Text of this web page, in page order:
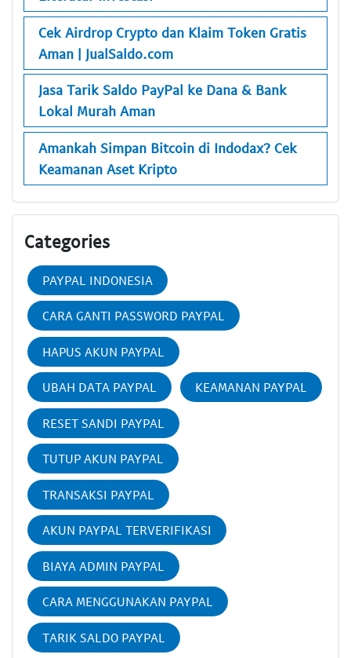
Cek Airdrop Crypto dan Klaim Token Gratis
Aman | JualSaldo.com
Jasa Tarik Saldo PayPal ke Dana & Bank
Lokal Murah Aman
Amankah Simpan Bitcoin di Indodax? Cek
Keamanan Aset Kripto
Categories
PAYPAL INDONESIA
CARA GANTI PASSWORD PAYPAL
HAPUS AKUN PAYPAL
UBAH DATA PAYPAL KEAMANAN PAYPAL
RESET SANDI PAYPAL
TUTUP AKUN PAYPAL
TRANSAKSI PAYPAL
AKUN PAYPAL TERVERIFIKASI
BIAYA ADMIN PAYPAL
CARA MENGGUNAKAN PAYPAL
TARIK SALDO PAYPAL